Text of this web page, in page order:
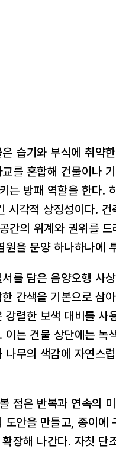
습기와 부식에 취약
를 혼합해 건물이나
는 방패 역할을 한다.
시각적 상징성이다. 건
간의 위계와 권위를
원을 문양 하나하나에
를 담은 음양오행 사상
간색을 기본으로 삼
강렬한 보색 대비를 사
이는 건물 상단에는 녹
무의 색감에 자연스
점은 반복과 연속의
안을 만들고, 종이에
장해 나간다. 자칫 단